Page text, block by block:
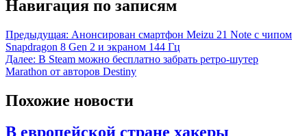
Навигация по записям
Предыдущая: Анонсирован смартфон Meizu 21 Note с чипом
Snapdragon 8 Gen 2 и экраном 144 Гц
Далее: В Steam можно бесплатно забрать ретро-шутер
Marathon от авторов Destiny
Похожие новости
В европейской стране хакеры